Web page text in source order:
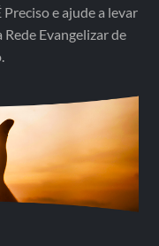
e ajude a levar
Rede Evangelizar de